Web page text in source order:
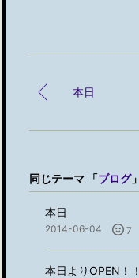
本日
同じテーマ 「ブログ
本日
2014-06-04 7
本日よりOPEN！！